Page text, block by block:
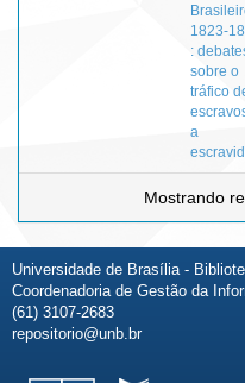
1823-
:
sobre o
tráfico
a
Mostrando
Universidade de Brasília -
Coordenadoria de Gestão da
(61) 3107-2683
repositorio@unb.br